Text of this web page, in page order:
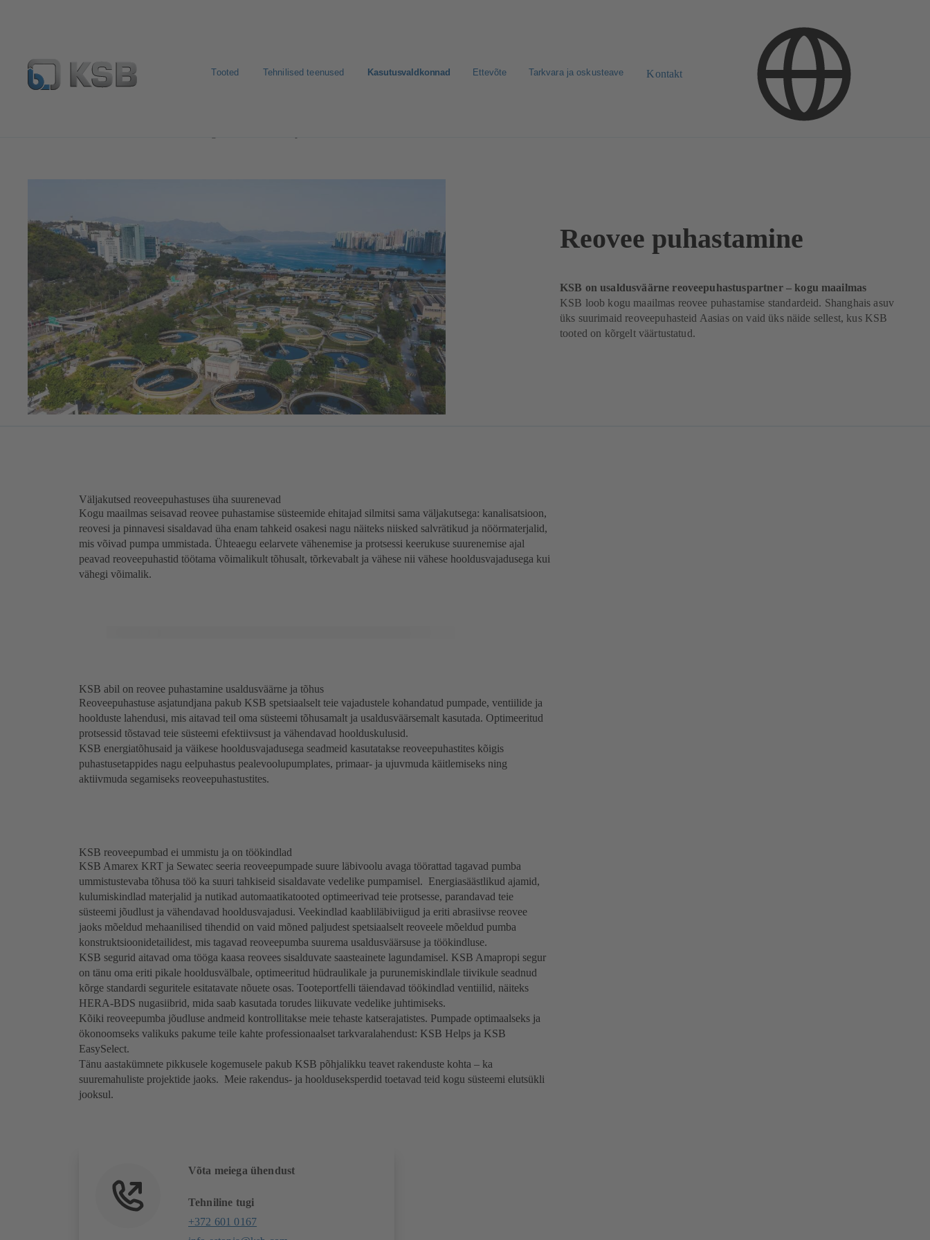
Tooted Tehnilised teenused Kasutusvaldkonnad Ettevõte Tarkvara ja oskusteave Kontakt
Reovee puhastamine
KSB on usaldusväärne reoveepuhastuspartner – kogu maailmas
KSB loob kogu maailmas reovee puhastamise standardeid. Shanghais asuv
üks suurimaid reoveepuhasteid Aasias on vaid üks näide sellest, kus KSB
tooted on kõrgelt väärtustatud.
Väljakutsed reoveepuhastuses üha suurenevad
Kogu maailmas seisavad reovee puhastamise süsteemide ehitajad silmitsi sama väljakutsega: kanalisatsioon,
reovesi ja pinnavesi sisaldavad üha enam tahkeid osakesi nagu näiteks niisked salvrätikud ja nöörmaterjalid,
mis võivad pumpa ummistada. Ühteaegu eelarvete vähenemise ja protsessi keerukuse suurenemise ajal
peavad reoveepuhastid töötama võimalikult tõhusalt, tõrkevabalt ja vähese nii vähese hooldusvajadusega kui
vähegi võimalik.
KSB abil on reovee puhastamine usaldusväärne ja tõhus
Reoveepuhastuse asjatundjana pakub KSB spetsiaalselt teie vajadustele kohandatud pumpade, ventiilide ja
hoolduste lahendusi, mis aitavad teil oma süsteemi tõhusamalt ja usaldusväärsemalt kasutada. Optimeeritud
protsessid tõstavad teie süsteemi efektiivsust ja vähendavad hoolduskulusid.
KSB energiatõhusaid ja väikese hooldusvajadusega seadmeid kasutatakse reoveepuhastites kõigis
puhastusetappides nagu eelpuhastus pealevoolupumplates, primaar- ja ujuvmuda käitlemiseks ning
aktiivmuda segamiseks reoveepuhastustites.
KSB reoveepumbad ei ummistu ja on töökindlad
KSB Amarex KRT ja Sewatec seeria reoveepumpade suure läbivoolu avaga töörattad tagavad pumba
ummistustevaba tõhusa töö ka suuri tahkiseid sisaldavate vedelike pumpamisel. Energiasäästlikud ajamid,
kulumiskindlad materjalid ja nutikad automaatikatooted optimeerivad teie protsesse, parandavad teie
süsteemi jõudlust ja vähendavad hooldusvajadusi. Veekindlad kaabliläbiviigud ja eriti abrasiivse reovee
jaoks mõeldud mehaanilised tihendid on vaid mõned paljudest spetsiaalselt reoveele mõeldud pumba
konstruktsioonidetailidest, mis tagavad reoveepumba suurema usaldusväärsuse ja töökindluse.
KSB segurid aitavad oma tööga kaasa reovees sisalduvate saasteainete lagundamisel. KSB Amapropi segur
on tänu oma eriti pikale hooldusvälbale, optimeeritud hüdraulikale ja purunemiskindlale tiivikule seadnud
kõrge standardi seguritele esitatavate nõuete osas. Tooteportfelli täiendavad töökindlad ventiilid, näiteks
HERA-BDS nugasiibrid, mida saab kasutada torudes liikuvate vedelike juhtimiseks.
Kõiki reoveepumba jõudluse andmeid kontrollitakse meie tehaste katserajatistes. Pumpade optimaalseks ja
ökonoomseks valikuks pakume teile kahte professionaalset tarkvaralahendust: KSB Helps ja KSB
EasySelect.
Tänu aastakümnete pikkusele kogemusele pakub KSB põhjalikku teavet rakenduste kohta – ka
suuremahuliste projektide jaoks. Meie rakendus- ja hoolduseksperdid toetavad teid kogu süsteemi elutsükli
jooksul.
Võta meiega ühendust
Tehniline tugi
+372 601 0167